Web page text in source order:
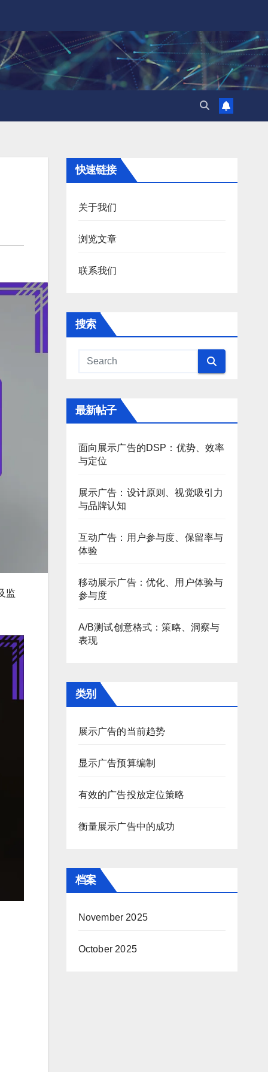
监
快速链接
关于我们
浏览文章
联系我们
搜索
最新帖子
面向展示广告的DSP：优势、效率
与定位
展示广告：设计原则、视觉吸引力
与品牌认知
互动广告：用户参与度、保留率与
体验
移动展示广告：优化、用户体验与
参与度
A/B测试创意格式：策略、洞察与
表现
类别
展示广告的当前趋势
显示广告预算编制
有效的广告投放定位策略
衡量展示广告中的成功
档案
November 2025
October 2025